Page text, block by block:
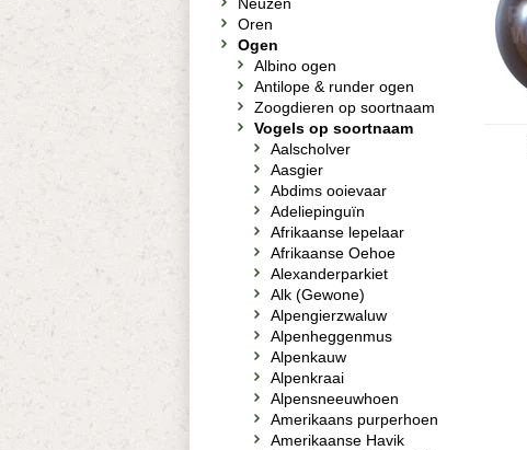
Oren
Ogen
Albino ogen
Antilope & runder ogen
Zoogdieren op soortnaam
Vogels op soortnaam
Aalscholver
Aasgier
Abdims ooievaar
Adeliepinguïn
Afrikaanse lepelaar
Afrikaanse Oehoe
Alexanderparkiet
Alk (Gewone)
Alpengierzwaluw
Alpenheggenmus
Alpenkauw
Alpenkraai
Alpensneeuwhoen
Amerikaans purperhoen
Amerikaanse Havik